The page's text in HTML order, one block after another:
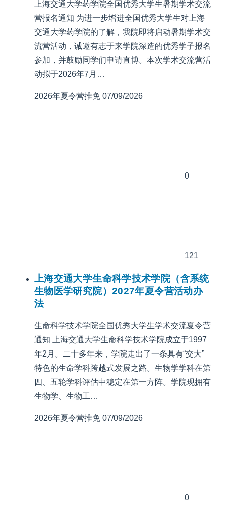
上海交通大学药学院全国优秀大学生暑期学术交流
营报名通知 为进一步增进全国优秀大学生对上海
交通大学药学院的了解，我院即将启动暑期学术交
流营活动，诚邀有志于来学院深造的优秀学子报名
参加，并鼓励同学们申请直博。本次学术交流营活
动拟于2026年7月…
2026年夏令营推免 07/09/2026
0
121
上海交通大学生命科学技术学院（含系统
生物医学研究院）2027年夏令营活动办
法
生命科学技术学院全国优秀大学生学术交流夏令营
通知 上海交通大学生命科学技术学院成立于1997
年2月。二十多年来，学院走出了一条具有“交大”
特色的生命学科跨越式发展之路。生物学学科在第
四、五轮学科评估中稳定在第一方阵。学院现拥有
生物学、生物工…
2026年夏令营推免 07/09/2026
0